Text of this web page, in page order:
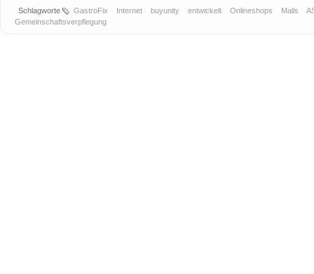
Schlagworte GastroFix Internet buyunity entwickelt Onlineshops Malls
Gemeinschaftsverpflegung